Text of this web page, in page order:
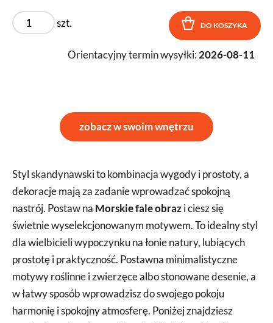
szt. DO KOSZYKA
Orientacyjny termin wysyłki: 2026-08-11
zobacz w swoim wnętrzu
Styl skandynawski to kombinacja wygody i prostoty, a
dekoracje mają za zadanie wprowadzać spokojną
nastrój. Postaw na Morskie fale obrazi ciesz się
świetnie wyselekcjonowanym motywem. To idealny styl
dla wielbicieli wypoczynku na łonie natury, lubiących
prostotę i praktyczność. Postawna minimalistyczne
motywy roślinne i zwierzęce albo stonowane desenie, a
w łatwy sposób wprowadzisz do swojego pokoju
harmonię i spokojny atmosferę. Poniżej znajdziesz